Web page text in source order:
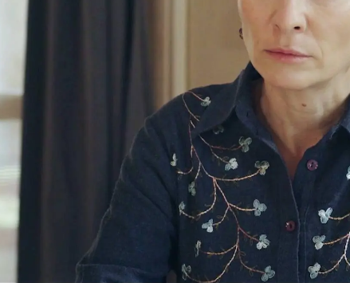
WhatsappFacebook
X
artículo para el periódico del colegio.
carta de sentimental que Mahinur
de los amores incompletos. Su
la noticia al darse cuenta de que
a la hermana de Metin.